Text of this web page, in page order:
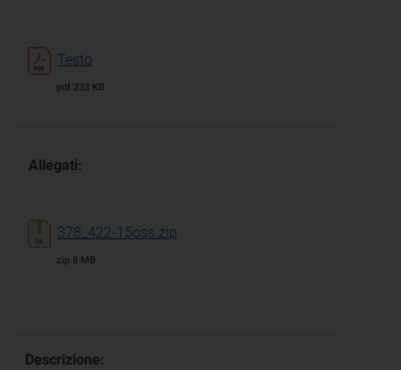
Testo
pdf 233 KB
Allegati:
378_422-15oss.zip
zip 8 MB
Descrizione: